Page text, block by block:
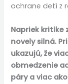
ochrane detí z
Napriek
novely silná.
ukazujú, že
obmedzenie
páry a viac